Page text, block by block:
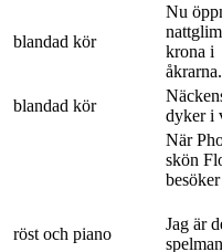
blandad kör
Nu
krona i
blandad kör
dyker i
När
skön
besöker
röst och piano
Jag är
spelman